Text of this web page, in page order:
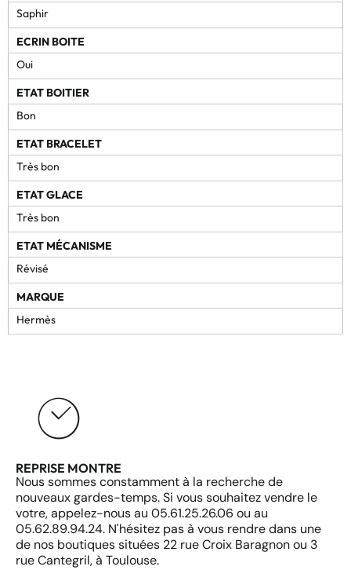
Saphir
ECRIN BOITE
Oui
ETAT BOITIER
Bon
ETAT BRACELET
Très bon
ETAT GLACE
Très bon
ETAT MÉCANISME
Révisé
MARQUE
Hermès
REPRISE MONTRE
Nous sommes constamment à la recherche de
nouveaux gardes-temps. Si vous souhaitez vendre le
votre, appelez-nous au 05.61.25.26.06 ou au
05.62.89.94.24. N'hésitez pas à vous rendre dans une
de nos boutiques situées 22 rue Croix Baragnon ou 3
rue Cantegril, à Toulouse.